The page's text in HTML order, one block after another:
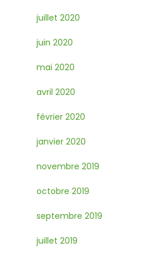
juillet 2020
juin 2020
mai 2020
avril 2020
février 2020
janvier 2020
novembre 2019
octobre 2019
septembre 2019
juillet 2019